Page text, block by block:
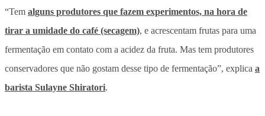
“Tem alguns produtores que fazem experimentos, na hora de
tirar a umidade do café (secagem), e acrescentam frutas para uma
fermentação em contato com a acidez da fruta. Mas tem produtores
conservadores que não gostam desse tipo de fermentação”, explica a
barista Sulayne Shiratori.